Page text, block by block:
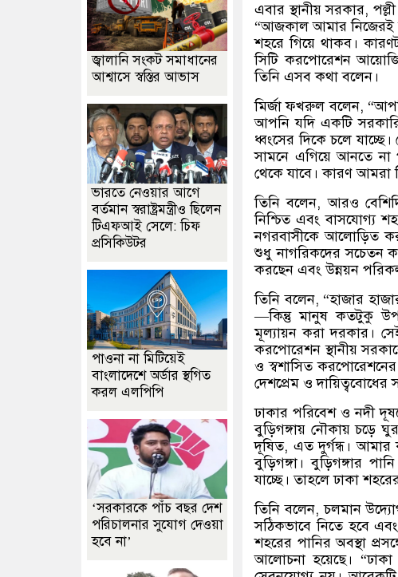
এবার স্থানীয় সরকার,
“আজকাল আমার নিজেরই
শহরে গিয়ে থাকব।
সিটি করপোরেশন
তিনি এসব কথা বলেন।
মির্জা ফখরুল বলেন, “
আপনি যদি একটি
ধ্বংসের দিকে চলে
সামনে এগিয়ে আনতে না
থেকে যাবে। কারণ আমরা
তিনি বলেন,আরও
নিশ্চিত এবং বাসযোগ্য
নগরবাসীকে আলোড়িত
শুধু নাগরিকদের সচেতন
করছেন এবং উন্নয়ন
তিনি বলেন, “হাজার
—কিন্তু মানুষ কতটুকু
মূল্যায়ন করা দরকার।
করপোরেশন স্থানীয়
ও স্বশাসিত করপোরেশনের
দেশপ্রেম ও
ঢাকার পরিবেশ ও নদী
বুড়িগঙ্গায় নৌকায় চড়ে
দূষিত, এত দুর্গন্ধ। আমার
বুড়িগঙ্গা। বুড়িগঙ্গার
যাচ্ছে। তাহলে ঢাকা
তিনি বলেন,চলমান
সঠিকভাবে নিতে হবে এবং
শহরের পানির অবস্থা
আলোচনা হয়েছে। “
জ্বালানি সংকট সমাধানের
আশ্বাসে স্বস্তির আভাস
ভারতে নেওয়ার আগে
বর্তমান স্বরাষ্ট্রমন্ত্রীও ছিলেন
টিএফআই সেলে: চিফ
প্রসিকিউটর
পাওনা না মিটিয়েই
বাংলাদেশে অর্ডার স্থগিত
করল এলপিপি
‘সরকারকে পাঁচ বছর দেশ
পরিচালনার সুযোগ দেওয়া
হবে না’